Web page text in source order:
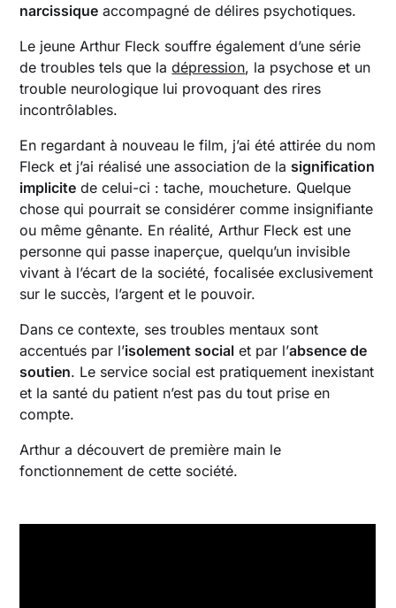
narcissique accompagné de délires psychotiques.
Le jeune Arthur Fleck souffre également d’une série
de troubles tels que ladépression, la psychose et un
trouble neurologique lui provoquant des rires
incontrôlables.
En regardant à nouveau le film, j’ai été attirée du nom
Fleck et j’ai réalisé une association de la signification
implicite de celui-ci : tache, moucheture. Quelque
chose qui pourrait se considérer comme insignifiante
ou même gênante. En réalité, Arthur Fleck est une
personne qui passe inaperçue, quelqu’un invisible
vivant à l’écart de la société, focalisée exclusivement
sur le succès, l’argent et le pouvoir.
Dans ce contexte, ses troubles mentaux sont
accentués par l’isolement social et par l’absence de
soutien. Le service social est pratiquement inexistant
et la santé du patient n’est pas du tout prise en
compte.
Arthur a découvert de première main le
fonctionnement de cette société.